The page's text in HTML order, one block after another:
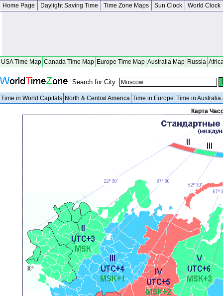
Home Page Daylight Saving Time Time Zone Maps Sun Clock World Clock
USA Time Map Canada Time Map Europe Time Map Australia Map Russia
Search for City:
Time in World Capitals North & Central America Time in Europe Time in Australia
Карта